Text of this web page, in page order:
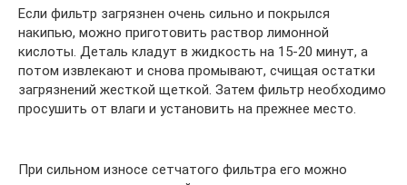
Если фильтр загрязнен очень сильно и покрылся
накипью, можно приготовить раствор лимонной
кислоты. Деталь кладут в жидкость на 15-20 минут, а
потом извлекают и снова промывают, счищая остатки
загрязнений жесткой щеткой. Затем фильтр необходимо
просушить от влаги и установить на прежнее место.
При сильном износе сетчатого фильтра его можно